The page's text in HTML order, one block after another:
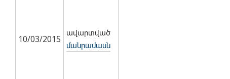
10/03/2015
ավարտված
մանրամասն